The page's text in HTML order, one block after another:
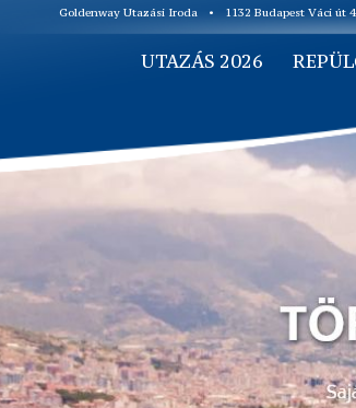
Goldenway Utazási Iroda • 1132 Budapest Váci út
UTAZÁS 2026